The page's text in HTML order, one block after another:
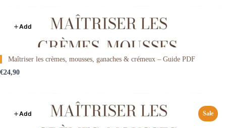
Add
Maîtriser les crèmes, mousses, ganaches & crémeux – Guide PDF
€24,90
Add Sale